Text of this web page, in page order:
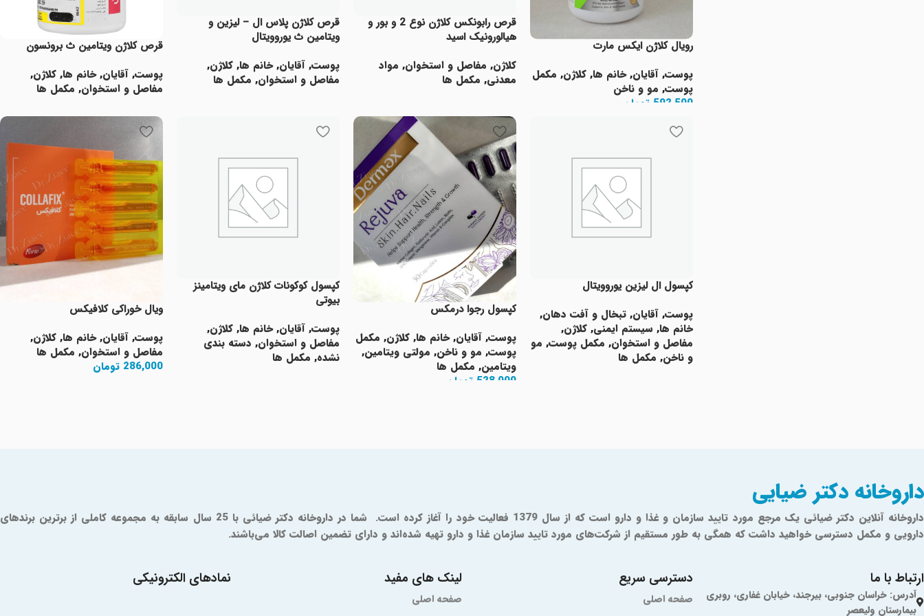
رویال کلاژن ایکس مارت
پوست, آقایان,خانم ها, کلاژن, مکمل
پوست, مو و ناخن
592,500 تومان
قرص رابونکس کلاژن نوع 2 و بور و
هیالورونیک اسید
کلاژن, مفاصل و استخوان, مواد
معدنی, مکمل ها
قرص کلاژن پلاس ال – لیزین و
ویتامین ث یوروویتال
پوست, آقایان,خانم ها, کلاژن,
مفاصل و استخوان, مکمل ها
قرص کلاژن ویتامین ث برونسون
پوست, آقایان,خانم ها, کلاژن,
مفاصل و استخوان, مکمل ها
کپسول ال لیزین یوروویتال
پوست, آقایان, تبخال و آفت دهان,
خانم ها, سیستم ایمنی, کلاژن,
مفاصل و استخوان, مکمل پوست, مو
و ناخن, مکمل ها
کپسول رجوا درمکس
پوست, آقایان,خانم ها, کلاژن, مکمل
پوست, مو و ناخن, مولتی ویتامین,
ویتامین, مکمل ها
528,000 تومان
کپسول کوکونات کلاژن مای ویتامینز
بیوتی
پوست, آقایان,خانم ها, کلاژن,
مفاصل و استخوان, دسته بندی
نشده, مکمل ها
ویال خوراکی کلافیکس
پوست, آقایان,خانم ها, کلاژن,
مفاصل و استخوان, مکمل ها
286,000 تومان
داروخانه دکتر ضیایی
داروخانه آنلاین دکتر ضیائی یک مرجع مورد تایید سازمان و غذا و دارو است که از سال 1379 فعالیت خود را آغاز کرده است. شما در داروخانه دکتر ضیائی با 25 سال سابقه به مجموعه کاملی از برترین برندهای
دارویی و مکمل دسترسی خواهید داشت که همگی به طور مستقیم از شرکت‌های مورد تایید سازمان غذا و دارو تهیه شده‌اند و دارای تضمین اصالت کالا می‌باشند.
ارتباط با ما
آدرس: خراسان جنوبی، بیرجند، خیابان غفاری، روبری
بیمارستان ولیعصر
دسترسی سریع
صفحه اصلی
لینک های مفید
صفحه اصلی
نمادهای الکترونیکی